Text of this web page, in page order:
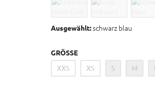
Touchcreen Kompatibel
Handinnenfläche aus
Vorgeformte Fingergelenke
Ausgewählt:schwarz blau
GRÖSSE
XXS XS S M